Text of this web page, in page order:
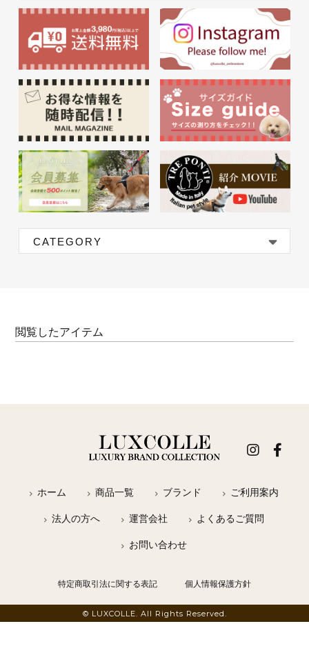
CATEGORY
閲覧したアイテム
ホーム 商品一覧 ブランド ご利用案内
法人の方へ 運営会社 よくあるご質問
お問い合わせ
特定商取引法に関する表記 個人情報保護方針
© LUXCOLLE. All Rights Reserved.